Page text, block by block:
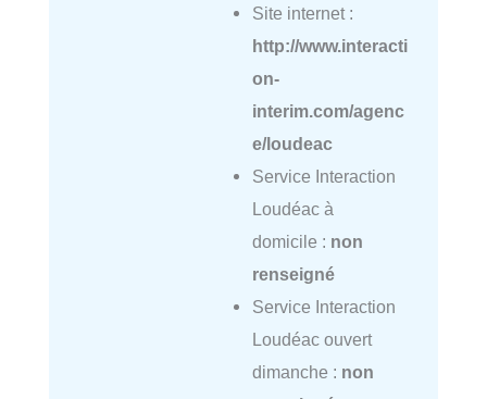
Site internet :
http://www.interacti
on-
interim.com/agenc
e/loudeac
Service Interaction
Loudéac à
domicile : non
renseigné
Service Interaction
Loudéac ouvert
dimanche : non